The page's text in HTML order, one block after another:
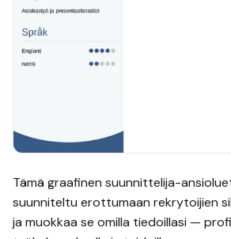
Tämä graafinen suunnittelija-
suunniteltu erottumaan rekrytoijien
ja muokkaa se omilla tiedoillasi —